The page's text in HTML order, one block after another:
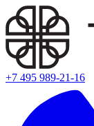
+7 495 989-21-16